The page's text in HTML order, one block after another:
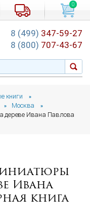
книги »
» Москва »
дереве Ивана Павлова
Ивана
книга
0
8 (499) 347-59-27
8 (800) 707-43-67